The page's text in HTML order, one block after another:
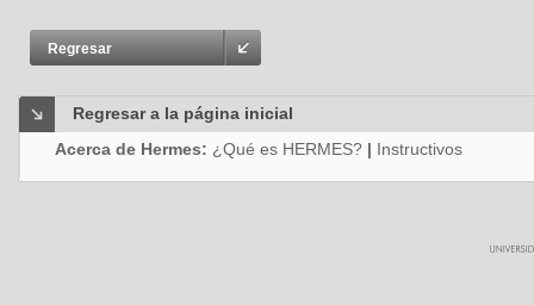
Regresar
Regresar a la página inicial
Acerca de Hermes: ¿Qué es HERMES? | Instructivos